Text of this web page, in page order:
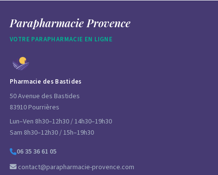
Parapharmacie Provence
VOTRE PARAPHARMACIE EN LIGNE
Pharmacie des Bastides
50 Avenue des Bastides
83910 Pourrières
Lun–Ven 8h30–12h30 / 14h30–19h30
Sam 8h30–12h30 / 15h–19h30
06 35 36 61 05
contact@parapharmacie-provence.com